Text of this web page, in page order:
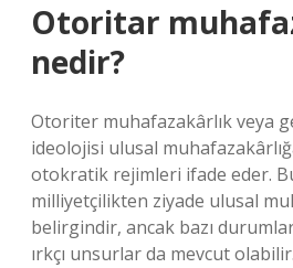
Otoritar
nedir?
Otoriter muhafazakârlık veya
ideolojisi ulusal
otokratik rejimleri ifade eder.
milliyetçilikten ziyade ulusal
belirgindir, ancak bazı
ırkçı unsurlar da mevcut olabilir.